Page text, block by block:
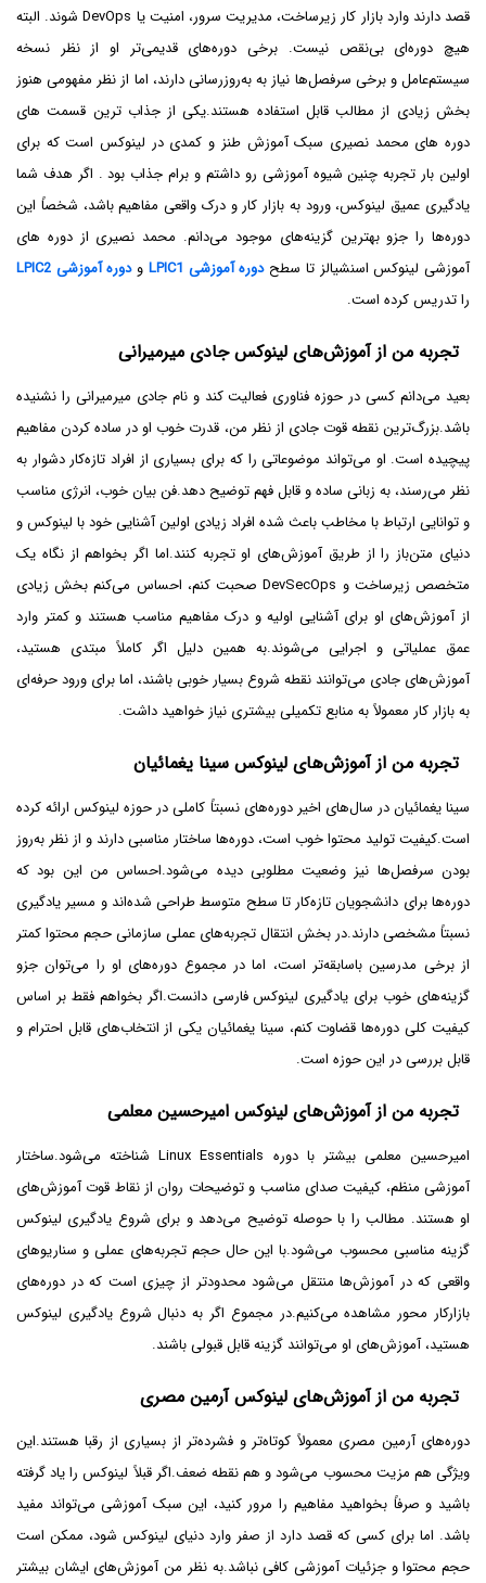
قصد دارند وارد بازار کار زیرساخت، مدیریت سرور، امنیت یا DevOps شوند. البته
هیچ دوره‌ای بی‌نقص نیست. برخی دوره‌های قدیمی‌تر او از نظر نسخه
سیستم‌عامل و برخی سرفصل‌ها نیاز به به‌روزرسانی دارند، اما از نظر مفهومی هنوز
بخش زیادی از مطالب قابل استفاده هستند.یکی از جذاب ترین قسمت های
دوره های محمد نصیری سبک آموزش طنز و کمدی در لینوکس است که برای
اولین بار تجربه چنین شیوه آموزشی رو داشتم و برام جذاب بود . اگر هدف شما
یادگیری عمیق لینوکس، ورود به بازار کار و درک واقعی مفاهیم باشد، شخصاً این
دوره‌ها را جزو بهترین گزینه‌های موجود می‌دانم. محمد نصیری از دوره های
آموزشی لینوکس اسنشیالز تا سطحدوره آموزشی LPIC1 ودوره آموزشی LPIC2
را تدریس کرده است.
تجربه من از آموزش‌های لینوکس جادی میرمیرانی
بعید می‌دانم کسی در حوزه فناوری فعالیت کند و نام جادی میرمیرانی را نشنیده
باشد.بزرگ‌ترین نقطه قوت جادی از نظر من، قدرت خوب او در ساده کردن مفاهیم
پیچیده است. او می‌تواند موضوعاتی را که برای بسیاری از افراد تازه‌کار دشوار به
نظر می‌رسند، به زبانی ساده و قابل فهم توضیح دهد.فن بیان خوب، انرژی مناسب
و توانایی ارتباط با مخاطب باعث شده افراد زیادی اولین آشنایی خود با لینوکس و
دنیای متن‌باز را از طریق آموزش‌های او تجربه کنند.اما اگر بخواهم از نگاه یک
متخصص زیرساخت و DevSecOps صحبت کنم، احساس می‌کنم بخش زیادی
از آموزش‌های او برای آشنایی اولیه و درک مفاهیم مناسب هستند و کمتر وارد
عمق عملیاتی و اجرایی می‌شوند.به همین دلیل اگر کاملاً مبتدی هستید،
آموزش‌های جادی می‌توانند نقطه شروع بسیار خوبی باشند، اما برای ورود حرفه‌ای
به بازار کار معمولاً به منابع تکمیلی بیشتری نیاز خواهید داشت.
تجربه من از آموزش‌های لینوکس سینا یغمائیان
سینا یغمائیان در سال‌های اخیر دوره‌های نسبتاً کاملی در حوزه لینوکس ارائه کرده
است.کیفیت تولید محتوا خوب است، دوره‌ها ساختار مناسبی دارند و از نظر به‌روز
بودن سرفصل‌ها نیز وضعیت مطلوبی دیده می‌شود.احساس من این بود که
دوره‌ها برای دانشجویان تازه‌کار تا سطح متوسط طراحی شده‌اند و مسیر یادگیری
نسبتاً مشخصی دارند.در بخش انتقال تجربه‌های عملی سازمانی حجم محتوا کمتر
از برخی مدرسین باسابقه‌تر است، اما در مجموع دوره‌های او را می‌توان جزو
گزینه‌های خوب برای یادگیری لینوکس فارسی دانست.اگر بخواهم فقط بر اساس
کیفیت کلی دوره‌ها قضاوت کنم، سینا یغمائیان یکی از انتخاب‌های قابل احترام و
قابل بررسی در این حوزه است.
تجربه من از آموزش‌های لینوکس امیرحسین معلمی
امیرحسین معلمی بیشتر با دوره Linux Essentials شناخته می‌شود.ساختار
آموزشی منظم، کیفیت صدای مناسب و توضیحات روان از نقاط قوت آموزش‌های
او هستند. مطالب را با حوصله توضیح می‌دهد و برای شروع یادگیری لینوکس
گزینه مناسبی محسوب می‌شود.با این حال حجم تجربه‌های عملی و سناریوهای
واقعی که در آموزش‌ها منتقل می‌شود محدودتر از چیزی است که در دوره‌های
بازارکار محور مشاهده می‌کنیم.در مجموع اگر به دنبال شروع یادگیری لینوکس
هستید، آموزش‌های او می‌توانند گزینه قابل قبولی باشند.
تجربه من از آموزش‌های لینوکس آرمین مصری
دوره‌های آرمین مصری معمولاً کوتاه‌تر و فشرده‌تر از بسیاری از رقبا هستند.این
ویژگی هم مزیت محسوب می‌شود و هم نقطه ضعف.اگر قبلاً لینوکس را یاد گرفته
باشید و صرفاً بخواهید مفاهیم را مرور کنید، این سبک آموزشی می‌تواند مفید
باشد. اما برای کسی که قصد دارد از صفر وارد دنیای لینوکس شود، ممکن است
حجم محتوا و جزئیات آموزشی کافی نباشد.به نظر من آموزش‌های ایشان بیشتر